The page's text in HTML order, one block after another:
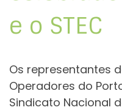
e o STEC
Os representantes
Operadores do
Sindicato Nacional